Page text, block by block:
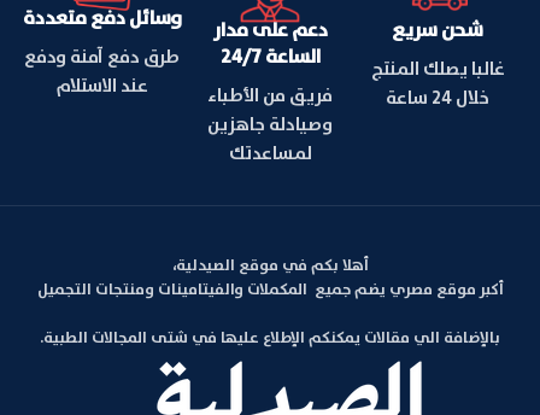
شحن سريع
غالبا يصلك المنتج
خلال 24 ساعة
دعم على مدار
الساعة 24/7
فريق من الأطباء
وصيادلة جاهزين
لمساعدتك
وسائل دفع متعددة
طرق دفع آمنة ودفع
عند الاستلام
أهلا بكم في موقع الصيدلية،
أكبر موقع مصري يضم جميع المكملات والفيتامينات ومنتجات التجميل
بالإضافة الي مقالات يمكنكم الإطلاع عليها في شتى المجالات الطبية.